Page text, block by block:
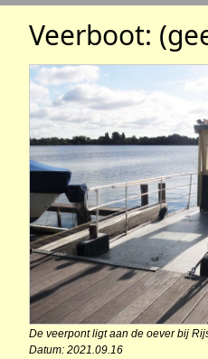
Veerboot:
De veerpont ligt aan de oever bij
Datum: 2021.09.16